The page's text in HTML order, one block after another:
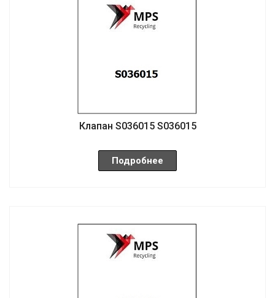
Клапан S036015 S036015
Подробнее